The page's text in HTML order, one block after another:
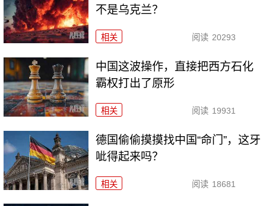
不是乌克兰？
相关 阅读 20293
中国这波操作，直接把西方石化
霸权打出了原形
相关 阅读 19931
德国偷偷摸摸找中国“命门”，这牙
呲得起来吗？
相关 阅读 18681